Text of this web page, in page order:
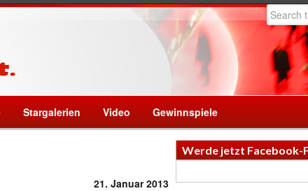
Stargalerien Video Gewinnspiele
21. Januar 2013
Werde jetzt Facebook-